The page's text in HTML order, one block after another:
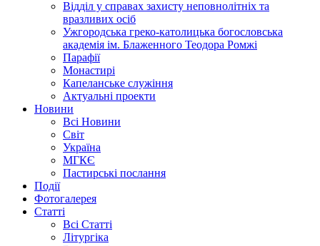
Відділ у справах захисту неповнолітніх та
вразливих осіб
Ужгородська греко-католицька богословська
академія ім. Блаженного Теодора Ромжі
Парафії
Монастирі
Капеланське служіння
Актуальні проекти
Новини
Всі Новини
Світ
Україна
МГКЄ
Пастирські послання
Події
Фотогалерея
Статті
Всі Статті
Літургіка